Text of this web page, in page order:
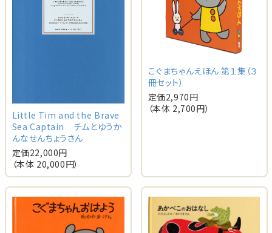
Little Tim and the Brave
Sea Captain チムとゆうか
んなせんちょうさん
定価22,000円
（本体 20,000円）
こぐまちゃんえほん 第１集（３
冊セット）
定価2,970円
（本体 2,700円）